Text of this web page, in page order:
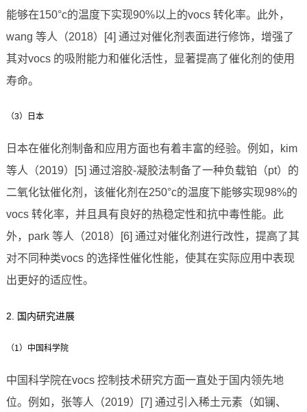
能够在150°c的温度下实现90%以上的vocs 转化率。此外，
wang 等人（2018）[4] 通过对催化剂表面进行修饰，增强了
其对vocs 的吸附能力和催化活性，显著提高了催化剂的使用
寿命。
（3）日本
日本在催化剂制备和应用方面也有着丰富的经验。例如，kim
等人（2019）[5] 通过溶胶-凝胶法制备了一种负载铂（pt）的
二氧化钛催化剂，该催化剂在250°c的温度下能够实现98%的
vocs 转化率，并且具有良好的热稳定性和抗中毒性能。此
外，park 等人（2018）[6] 通过对催化剂进行改性，提高了其
对不同种类vocs 的选择性催化性能，使其在实际应用中表现
出更好的适应性。
2. 国内研究进展
（1）中国科学院
中国科学院在vocs 控制技术研究方面一直处于国内领先地
位。例如，张等人（2019）[7] 通过引入稀土元素（如镧、